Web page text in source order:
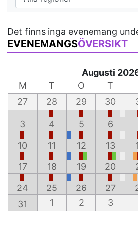
Det finns inga evenemang
EVENEMANGSÖVERSIKT
Augusti
M
T O T
27
28 29 30
3 4 5 6
10 11 12 13
17 18 19 20
24 25 26 27
31
1 2 3